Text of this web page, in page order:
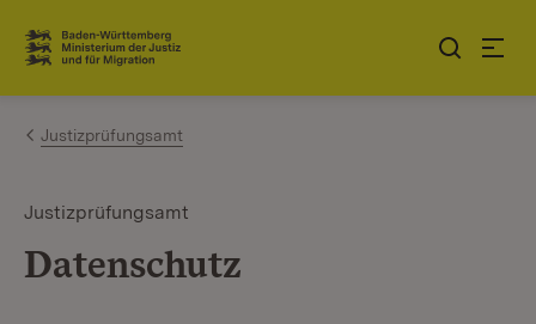
Zum Inhalt springen
Link zur Startseite
Justizprüfungsamt
Justizprüfungsamt
Datenschutz